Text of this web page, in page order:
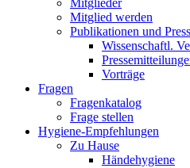
Mitglied werden
Publikationen und
Wissenschaftl.
Vorträge
Fragen
Fragenkatalog
Frage stellen
Hygiene-Empfehlungen
Zu Hause
Händehygiene